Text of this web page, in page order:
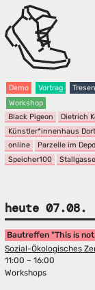
Demo Vortrag Tresen
Workshop
Black Pigeon
Dietrich
Künstler*innenhaus
online
Parzelle im
Speicher100
Stallgasse
heute 07.08.
Bautreffen "This is
Sozial-Ökologisches
11:00 – 16:00
Workshops